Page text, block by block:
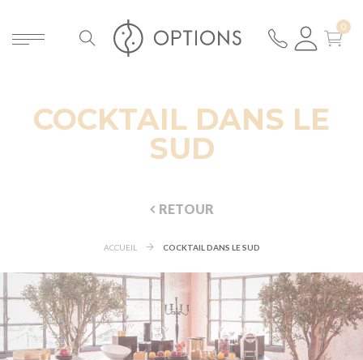
COCKTAIL DANS LE
SUD
RETOUR
ACCUEIL COCKTAIL DANS LE SUD